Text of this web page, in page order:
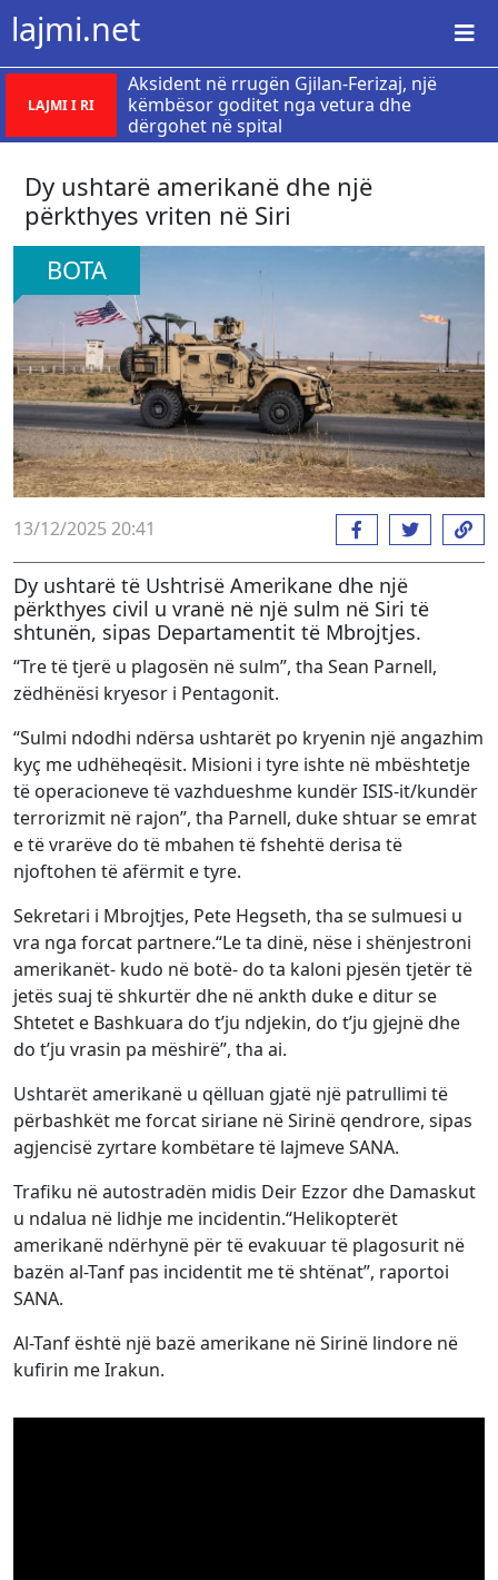
lajmi.net
LAJMI I RI
Aksident në rrugën Gjilan-Ferizaj, një
këmbësor goditet nga vetura dhe
dërgohet në spital
Dy ushtarë amerikanë dhe një
përkthyes vriten në Siri
BOTA
13/12/2025 20:41
Dy ushtarë të Ushtrisë Amerikane dhe një
përkthyes civil u vranë në një sulm në Siri të
shtunën, sipas Departamentit të Mbrojtjes.
“Tre të tjerë u plagosën në sulm”, tha Sean Parnell,
zëdhënësi kryesor i Pentagonit.
“Sulmi ndodhi ndërsa ushtarët po kryenin një angazhim
kyç me udhëheqësit. Misioni i tyre ishte në mbështetje
të operacioneve të vazhdueshme kundër ISIS-it/kundër
terrorizmit në rajon”, tha Parnell, duke shtuar se emrat
e të vrarëve do të mbahen të fshehtë derisa të
njoftohen të afërmit e tyre.
Sekretari i Mbrojtjes, Pete Hegseth, tha se sulmuesi u
vra nga forcat partnere.“Le ta dinë, nëse i shënjestroni
amerikanët- kudo në botë- do ta kaloni pjesën tjetër të
jetës suaj të shkurtër dhe në ankth duke e ditur se
Shtetet e Bashkuara do t’ju ndjekin, do t’ju gjejnë dhe
do t’ju vrasin pa mëshirë”, tha ai.
Ushtarët amerikanë u qëlluan gjatë një patrullimi të
përbashkët me forcat siriane në Sirinë qendrore, sipas
agjencisë zyrtare kombëtare të lajmeve SANA.
Trafiku në autostradën midis Deir Ezzor dhe Damaskut
u ndalua në lidhje me incidentin.“Helikopterët
amerikanë ndërhynë për të evakuuar të plagosurit në
bazën al-Tanf pas incidentit me të shtënat”, raportoi
SANA.
Al-Tanf është një bazë amerikane në Sirinë lindore në
kufirin me Irakun.